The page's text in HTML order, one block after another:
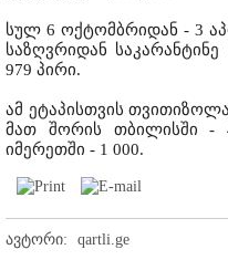
სულ 6 ოქტომბრიდან - 3
საზღვრიდან
979 პირი.
ამ ეტაპისთვის
მათ შორის თბილისში -
იმერეთში - 1 000.
ავტორი:
qartli.ge